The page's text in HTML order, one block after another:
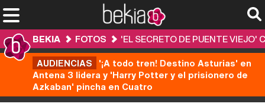
BEKIA FOTOS
'EL SECRETO DE PUENTE VIEJO'
AUDIENCIAS '¡A todo tren! Destino Asturias' en
Antena 3 lidera y 'Harry Potter y el prisionero de
Azkaban' pincha en Cuatro